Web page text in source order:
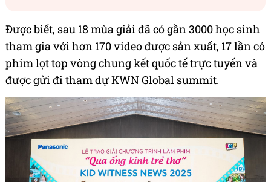
Được biết, sau 18 mùa giải đã có gần 3000 học sinh
tham gia với hơn 170 video được sản xuất, 17 lần có
phim lọt top vòng chung kết quốc tế trực tuyến và
được gửi đi tham dự KWN Global summit.